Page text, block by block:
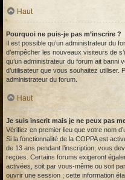
Haut
Pourquoi ne puis-je pas m’inscrire ?
Il est possible qu’un administrateur du
d’empêcher les nouveaux visiteurs de
qu’un administrateur du forum ait banni
d’utilisateur que vous souhaitez utiliser.
administrateur du forum.
Haut
Je suis inscrit mais je ne peux pas
Vérifiez en premier lieu que votre nom
Si la fonctionnalité de la COPPA est
de 13 ans pendant l’inscription, vous
reçues. Certains forums exigeront
activées, soit par vous-même ou soit
ouvrir une session ; cette information